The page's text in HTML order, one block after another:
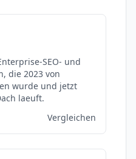
SEO- und
die 2023 von
wurde und jetzt
laeuft.
Vergleichen